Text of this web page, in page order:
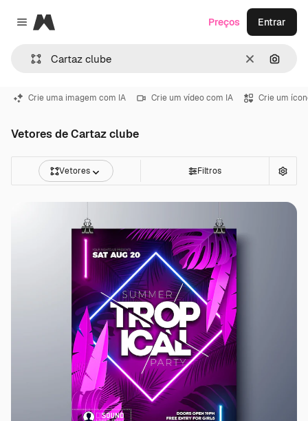
Close menu
Magnific
Limpar
Preços Entrar
Crie uma imagem com IA Crie um vídeo com IA Crie um
Vetores de Cartaz clube
Vetores Filtros